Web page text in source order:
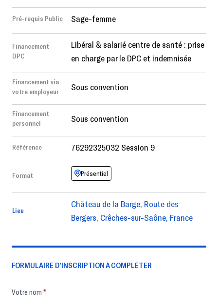
Pré-requis Public Sage-femme
Financement
DPC
Libéral & salarié centre de santé : prise
en charge par le DPC et indemnisée
Financement via
votre employeur
Sous convention
Financement
personnel
Sous convention
Référence 76292325032 Session 9
Format Présentiel
Lieu
Château de la Barge, Route des
Bergers, Crêches-sur-Saône, France
FORMULAIRE D’INSCRIPTION À COMPLÉTER
Formulaire
Votre nom *